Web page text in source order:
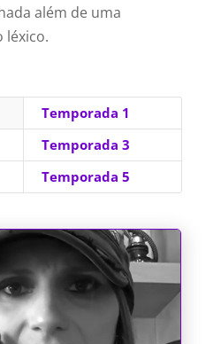
além de uma
léxico.
Temporada 1
Temporada 3
Temporada 5